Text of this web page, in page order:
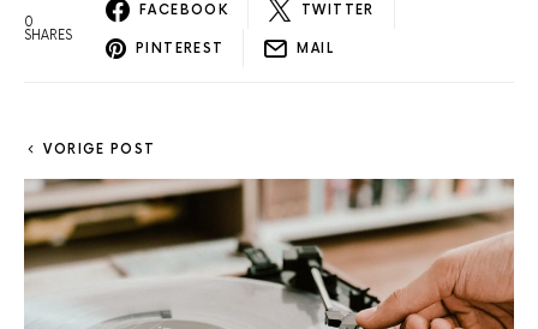
0
SHARES
FACEBOOK TWITTER
PINTEREST MAIL
VORIGE POST